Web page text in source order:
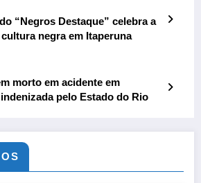
“Negros Destaque” celebra a
negra em Itaperuna
morto em acidente em
pelo Estado do Rio